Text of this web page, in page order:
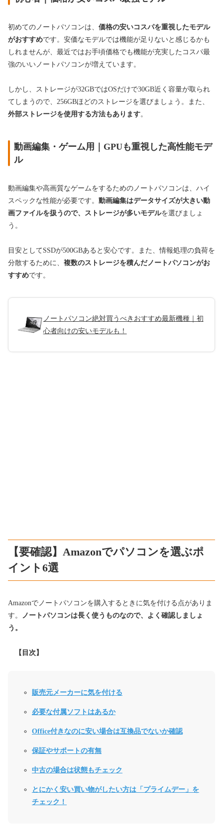
初めてのノートパソコンは、 価格の安いコスパを重視したモデル
がおすすめです。安価なモデルでは機能が足りないと感じるかも
しれませんが、最近ではお手頃価格でも機能が充実したコスパ最
強のいいノートパソコンが増えています。
しかし、ストレージが32GBではOSだけで30GB近く容量が取られ
てしまうので、256GBほどのストレージを選びましょう。また、
外部ストレージを使用する方法もあります。
動画編集・ゲーム用｜GPUも重視した高性能モデ
ル
動画編集や高画質なゲームをするためのノートパソコンは、ハイ
スペックな性能が必要です。 動画編集はデータサイズが大きい動
画ファイルを扱うので、ストレージが多いモデルを選びましょ
う。
目安としてSSDが500GBあると安心です。また、情報処理の負荷を
分散するために、 複数のストレージを積んだノートパソコンがお
すすめです。
ノートパソコン絶対買うべきおすすめ最新機種｜初
心者向けの安いモデルも！
【要確認】Amazonでパソコンを選ぶポ
イント6選
Amazonでノートパソコンを購入するときに気を付ける点がありま
す。
ノートパソコンは長く使うものなので、よく確認しましょ
う。
【目次】
販売元メーカーに気を付ける
必要な付属ソフトはあるか
Office付きなのに安い場合は互換品でないか確認
保証やサポートの有無
中古の場合は状態もチェック
とにかく安い買い物がしたい方は「プライムデー」を
チェック！